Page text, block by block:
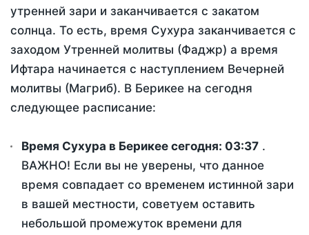
утренней зари и заканчивается с закатом
солнца. То есть, время Сухура заканчивается с
заходом Утренней молитвы (Фаджр) а время
Ифтара начинается с наступлением Вечерней
молитвы (Магриб). В Берикее на сегодня
следующее расписание:
Время Сухура в Берикее сегодня: 03:37 .
ВАЖНО! Если вы не уверены, что данное
время совпадает со временем истинной зари
в вашей местности, советуем оставить
небольшой промежуток времени для